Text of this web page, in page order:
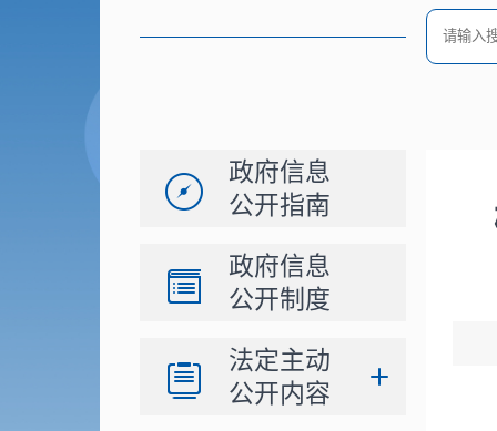
政府信息
公开指南
政府信息
公开制度
法定主动
公开内容